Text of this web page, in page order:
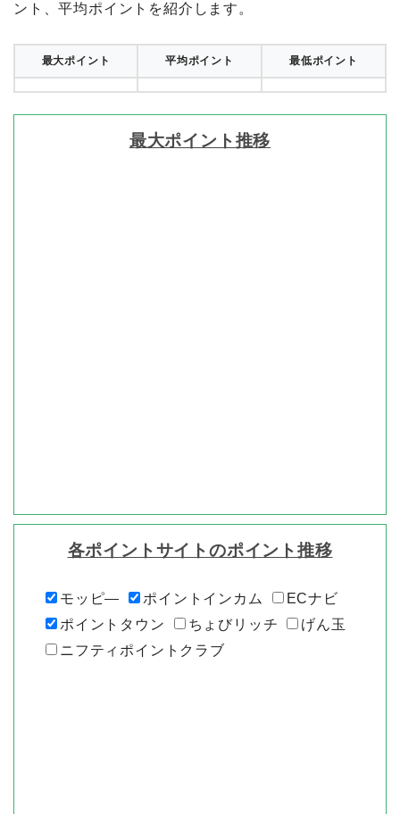
ント、平均ポイントを紹介します。
最大ポイント 平均ポイント 最低ポイント
最大ポイント推移
各ポイントサイトのポイント推移
モッピ― ポイントインカム
ECナビ
ポイントタウン
ちょびリッチ
げん玉
ニフティポイントクラブ